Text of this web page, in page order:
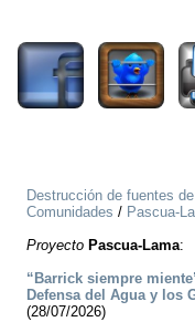
Destrucción de fuentes
Comunidades / Pascua-
Proyecto Pascua-Lama:
“Barrick siempre
Defensa del Agua y los
(28/07/2026)